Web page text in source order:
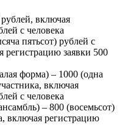
включая
с человека
пятьсот) рублей с
регистрацию заявки 500
форма) – 1000 (одна
включая
с человека
– 800 (восемьсот)
включая регистрацию